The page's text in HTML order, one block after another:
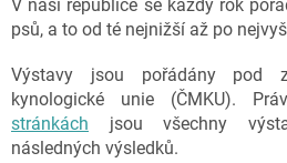
V naší republice se každý rok
psů, a to od té nejnižší až po
Výstavy jsou pořádány pod
kynologické unie (ČMKU).
stránkách jsou všechny
následných výsledků.